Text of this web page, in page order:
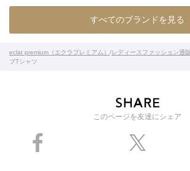
このページを友達にシェア
すべてのブランドを見る
eclat premium（エクラプレミアム） /レディースファッション通販
ブTシャツ